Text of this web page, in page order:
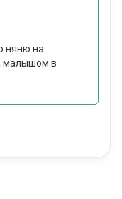
няню на
малышом в